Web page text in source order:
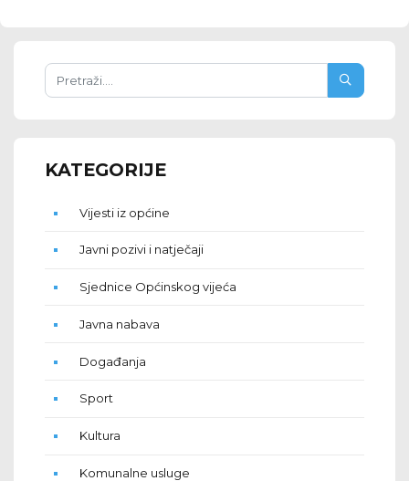
KATEGORIJE
Vijesti iz općine
Javni pozivi i natječaji
Sjednice Općinskog vijeća
Javna nabava
Događanja
Sport
Kultura
Komunalne usluge